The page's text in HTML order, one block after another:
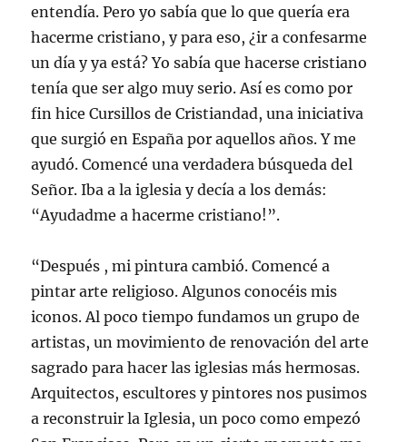
entendía. Pero yo sabía que lo que quería era
hacerme cristiano, y para eso, ¿ir a confesarme
un día y ya está? Yo sabía que hacerse cristiano
tenía que ser algo muy serio. Así es como por
fin hice Cursillos de Cristiandad, una iniciativa
que surgió en España por aquellos años. Y me
ayudó. Comencé una verdadera búsqueda del
Señor. Iba a la iglesia y decía a los demás:
“Ayudadme a hacerme cristiano!”.
“Después , mi pintura cambió. Comencé a
pintar arte religioso. Algunos conocéis mis
iconos. Al poco tiempo fundamos un grupo de
artistas, un movimiento de renovación del arte
sagrado para hacer las iglesias más hermosas.
Arquitectos, escultores y pintores nos pusimos
a reconstruir la Iglesia, un poco como empezó